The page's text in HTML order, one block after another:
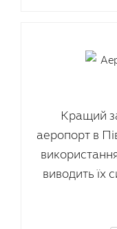
Кращий
аеропорт в
виводить їх